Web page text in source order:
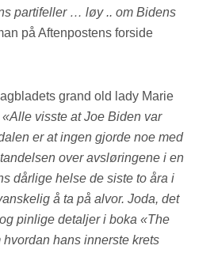
partifeller … løy .. om Bidens
på Aftenpostens forside
grand old lady Marie
«Alle visste at Joe Biden var
er at ingen gjorde noe med
over avsløringene i en
dårlige helse de siste to åra i
å ta på alvor. Joda, det
pinlige detaljer i boka «The
hans innerste krets